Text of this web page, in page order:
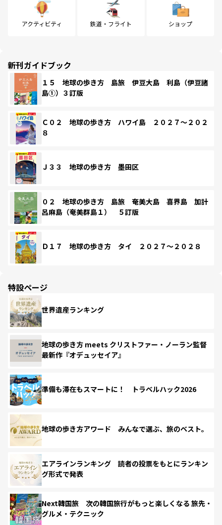
アクティビティ 鉄道・フライト ショップ
新刊ガイドブック
１５ 地球の歩き方 島旅 伊豆大島 利島（伊豆諸
島①）３訂版
Ｃ０２ 地球の歩き方 ハワイ島 ２０２７～２０２
８
Ｊ３３ 地球の歩き方 墨田区
０２ 地球の歩き方 島旅 奄美大島 喜界島 加計
呂麻島（奄美群島１） ５訂版
Ｄ１７ 地球の歩き方 タイ ２０２７～２０２８
特設ページ
世界遺産ランキング
地球の歩き方 meets クリストファー・ノーラン監督
最新作『オデュッセイア』
準備も滞在もスマートに！ トラベルハック2026
地球の歩き方アワード みんなで選ぶ、旅のベスト。
エアラインランキング 読者の投票をもとにランキン
グ形式で発表
Next韓国旅 次の韓国旅行がもっと楽しくなる 旅先・
グルメ・テクニック